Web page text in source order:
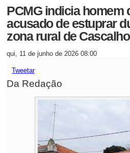
PCMG indicia homem
acusado de estuprar
zona rural de
qui, 11 de junho de 2026 08:00
Tweetar
Da Redação